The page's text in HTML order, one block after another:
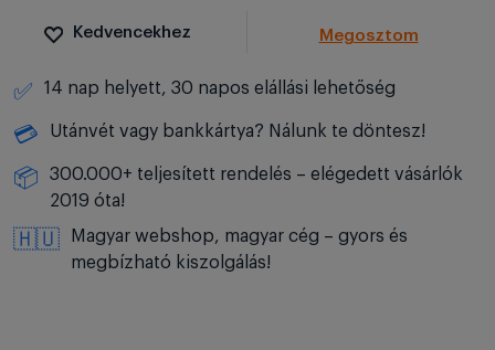
Kedvencekhez Megosztom
✅ 14 nap helyett, 30 napos elállási lehetőség
💳 Utánvét vagy bankkártya? Nálunk te döntesz!
📦
300.000+ teljesített rendelés – elégedett vásárlók
2019 óta!
🇭🇺
Magyar webshop, magyar cég – gyors és
megbízható kiszolgálás!